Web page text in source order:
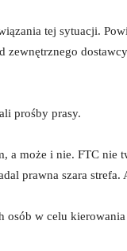
tej sytuacji.
zewnętrznego
prośby prasy.
może i nie. FTC nie
prawna szara strefa.
osób w celu